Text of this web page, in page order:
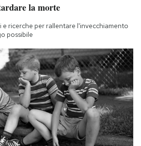
la morte
e ricerche per rallentare l'invecchiamento
possibile